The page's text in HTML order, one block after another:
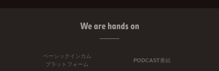
We are hands on
ベーシックインカム
プラットフォーム
PODCAST番組